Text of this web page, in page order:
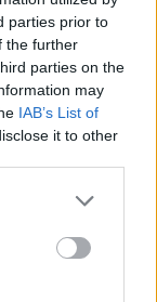
parties prior to
the further
parties on the
may
IAB’s List of
it to other
more Google
may click to
party tags to
below Google